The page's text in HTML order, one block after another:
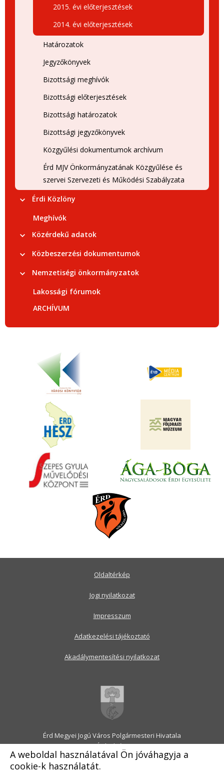
A weboldal használatával Ön jóváhagyja a
cookie-k használatát.
2015. évi előterjesztések
2014. évi előterjesztések
Határozatok
Jegyzőkönyvek
Bizottsági meghívók
Bizottsági előterjesztések
Bizottsági határozatok
Bizottsági jegyzőkönyvek
Közgyűlési dokumentumok archívum
Érd MJV Önkormányzatának Közgyűlése és
szervei Szervezeti és Működési Szabályzata
Érdi Közlöny
Meghívók
Közérdekű adatok
Közbeszerzési dokumentumok
Nemzetiségi önkormányzatok
Lakossági fórumok
ARCHÍVUM
Érd Megyei Jogú Város Polgármesteri Hivatala
2030 Érd, Alsó utca 1.
Levélcím: 2031 Érd, Pf.: 31
E-mail:onkormanyzat@erd.hu
Oldaltérkép
Jogi nyilatkozat
Impresszum
Adatkezelési tájékoztató
Akadálymentesítési nyilatkozat